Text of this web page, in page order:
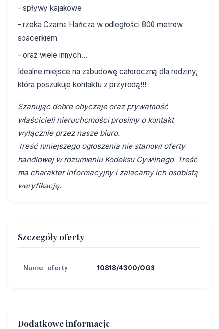
- spływy kajakowe
- rzeka Czarna Hańcza w odległości 800 metrów
spacerkiem
- oraz wiele innych....
Idealne miejsce na zabudowę całoroczną dla rodziny,
która poszukuje kontaktu z przyrodą!!!
Szanując dobre obyczaje oraz prywatność
właścicieli nieruchomości prosimy o kontakt
wyłącznie przez nasze biuro.
Treść niniejszego ogłoszenia nie stanowi oferty
handlowej w rozumieniu Kodeksu Cywilnego. Treść
ma charakter informacyjny i zalecamy ich osobistą
weryfikację.
Szczegóły oferty
Numer oferty 10818/4300/OGS
Dodatkowe informacje